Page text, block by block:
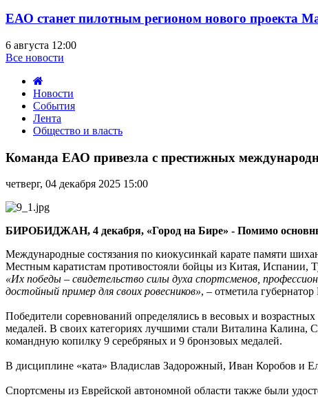
ЕАО станет пилотным регионом нового проекта
6 августа 12:00
Все новости
Новости
События
Лента
Общество и власть
ЕАО
привезла
с
престижных
международных
соревнований
26
разного
достоинства
Команда ЕАО привезла с престижных
четверг, 04 декабря 2025 15:00
БИРОБИДЖАН, 4 декабря, «Город на Бире» - Помимо
Международные состязания по киокусинкай карате памяти
Местным каратистам противостояли бойцы из Китая, Испании,
«Их победы – свидетельство силы духа спортсменов,
достойный пример для своих ровесников», – отметила
Победители соревнований определялись в весовых и
медалей. В своих категориях лучшими стали Виталина
командную копилку 9 серебряных и 9 бронзовых медалей.
В дисциплине «ката» Владислав Задорожный, Иван Коробов и
Спортсмены из Еврейской автономной области также были